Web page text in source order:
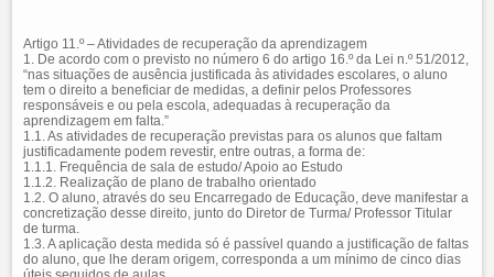
Artigo 11.º – Atividades de recuperação da aprendizagem
1. De acordo com o previsto no número 6 do artigo 16.º da Lei n.º 51/2012,
“nas situações de ausência justificada às atividades escolares, o aluno
tem o direito a beneficiar de medidas, a definir pelos Professores
responsáveis e ou pela escola, adequadas à recuperação da
aprendizagem em falta.”
1.1. As atividades de recuperação previstas para os alunos que faltam
justificadamente podem revestir, entre outras, a forma de:
1.1.1. Frequência de sala de estudo/ Apoio ao Estudo
1.1.2. Realização de plano de trabalho orientado
1.2. O aluno, através do seu Encarregado de Educação, deve manifestar a
concretização desse direito, junto do Diretor de Turma/ Professor Titular
de turma.
1.3. A aplicação desta medida só é passível quando a justificação de faltas
do aluno, que lhe deram origem, corresponda a um mínimo de cinco dias